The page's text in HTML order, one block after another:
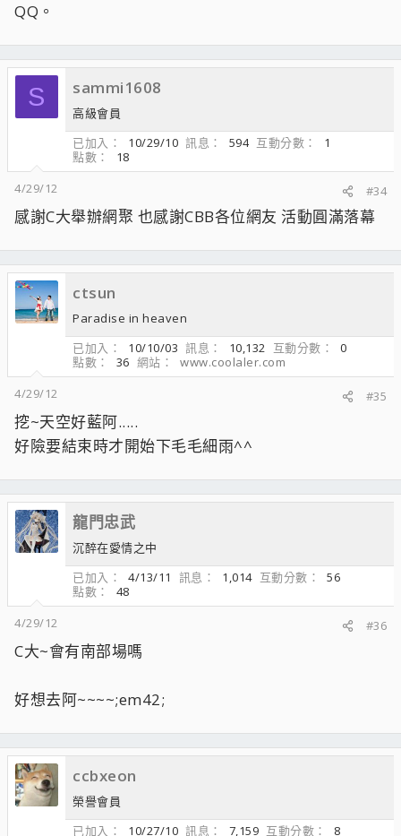
QQ。
S sammi1608
高級會員
已加入
10/29/10 訊息 594 互動分數
1
點數
18
4/29/12
#34
感謝C大舉辦網聚 也感謝CBB各位網友 活動圓滿落幕
ctsun
Paradise in heaven
已加入
10/10/03 訊息 10,132 互動分數
0
點數
36 網站
www.coolaler.com
4/29/12
#35
挖~天空好藍阿.....
好險要結束時才開始下毛毛細雨^^
龍門忠武
沉醉在愛情之中
已加入
4/13/11 訊息 1,014 互動分數
56
點數
48
4/29/12
#36
C大~會有南部場嗎
好想去阿~~~~;em42;
ccbxeon
榮譽會員
已加入
10/27/10 訊息 7,159 互動分數 8